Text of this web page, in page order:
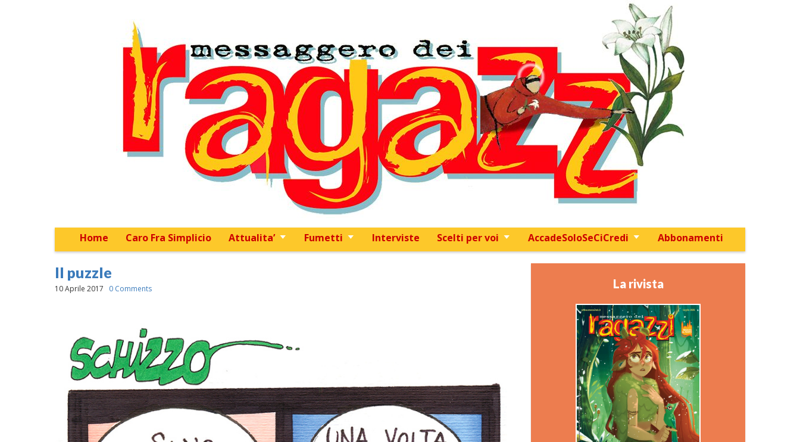
Skip to content
Home Caro Fra Simplicio Attualita’ Fumetti Interviste Scelti per voi AccadeSoloSeCiCredi Abbonamenti
Sub menu
Il puzzle
10 Aprile 2017 0 Comments La rivista